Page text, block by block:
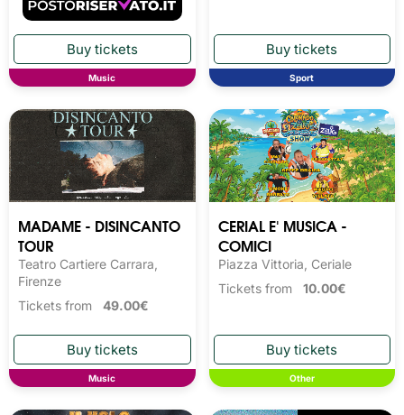
Music Sport
MADAME - DISINCANTO
TOUR
Teatro Cartiere Carrara,
Firenze
Tickets from 49.00€
Music
CERIAL E' MUSICA -
COMICI
Piazza Vittoria, Ceriale
Tickets from 10.00€
Other